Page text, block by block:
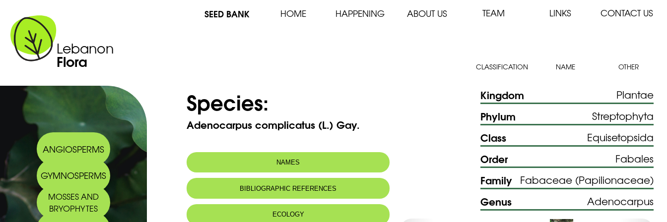
Lebanon
Flora
SEED BANK HOME HAPPENING ABOUT US TEAM LINKS CONTACT US
CLASSIFICATION NAME OTHER
ANGIOSPERMS
GYMNOSPERMS
MOSSES AND
BRYOPHYTES
Species:
Adenocarpus complicatus (L.) Gay.
NAMES
Common name: Adénocarpe plié
Arabic name: أدينقربس مطوي
BIBLIOGRAPHIC REFERENCES
ECOLOGY
Kingdom Plantae
Phylum Streptophyta
Class Equisetopsida
Order Fabales
Family Fabaceae (Papilionaceae)
Genus Adenocarpus